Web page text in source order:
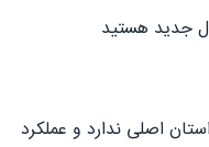
جدید هستید
اصلی ندارد و عملکرد